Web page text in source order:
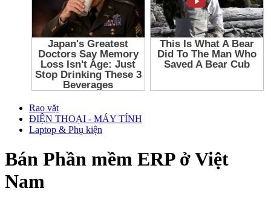
Rao vặt
ĐIỆN THOẠI - MÁY TÍNH
Laptop & Phụ kiện
Bán Phần mềm ERP ở Việt
Nam